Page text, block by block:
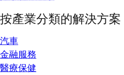
按產業分類的解決方案
汽車
金融服務
醫療保健